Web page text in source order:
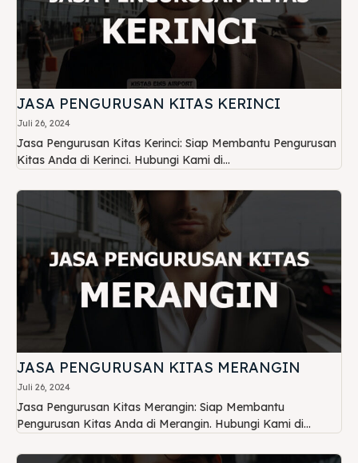
JASA PENGURUSAN KITAS KERINCI
Juli 26, 2024
Jasa Pengurusan Kitas Kerinci: Siap Membantu Pengurusan
Kitas Anda di Kerinci. Hubungi Kami di...
JASA PENGURUSAN KITAS MERANGIN
Juli 26, 2024
Jasa Pengurusan Kitas Merangin: Siap Membantu
Pengurusan Kitas Anda di Merangin. Hubungi Kami di...